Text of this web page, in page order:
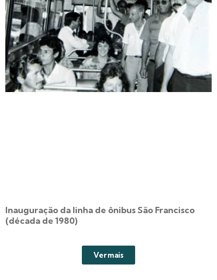
Inauguração da linha de ônibus São Francisco
(década de 1980)
Ver mais